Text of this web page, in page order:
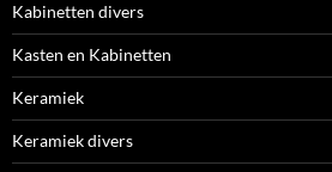
Kabinetten divers
Kasten en Kabinetten
Keramiek
Keramiek divers